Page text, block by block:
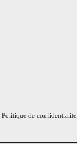
Politique de confidentialité